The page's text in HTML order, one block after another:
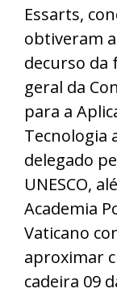
Essarts,
obtiveram
decurso da
geral da
para a
Tecnologia
delegado
UNESCO,
Academia
Vaticano
aproximar
cadeira 09